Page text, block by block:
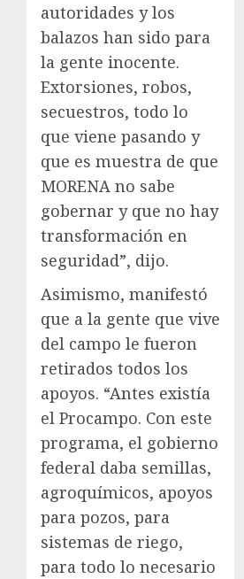
autoridades y los
balazos han sido para
la gente inocente.
Extorsiones, robos,
secuestros, todo lo
que viene pasando y
que es muestra de que
MORENA no sabe
gobernar y que no hay
transformación en
seguridad”, dijo.
Asimismo, manifestó
que a la gente que vive
del campo le fueron
retirados todos los
apoyos. “Antes existía
el Procampo. Con este
programa, el gobierno
federal daba semillas,
agroquímicos, apoyos
para pozos, para
sistemas de riego,
para todo lo necesario